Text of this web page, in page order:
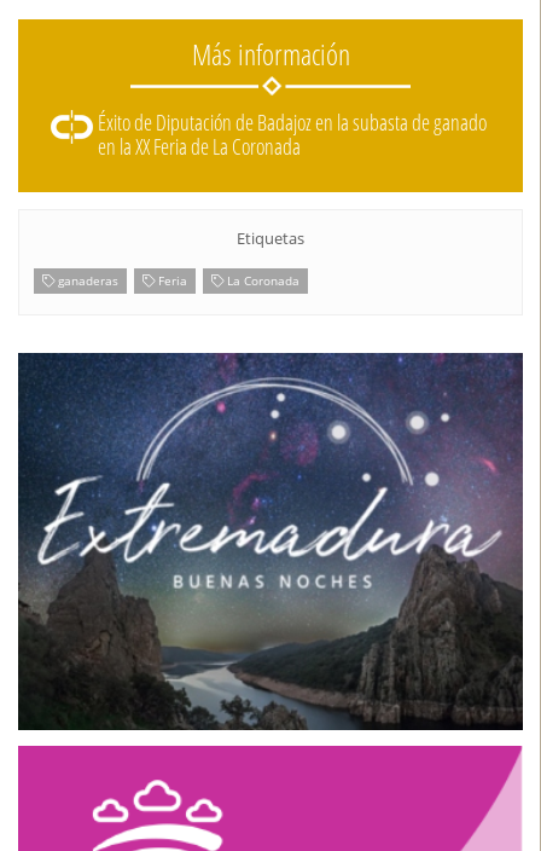
Más información
Éxito de Diputación de Badajoz en la subasta de ganado
en la XX Feria de La Coronada
Etiquetas
ganaderas Feria La Coronada